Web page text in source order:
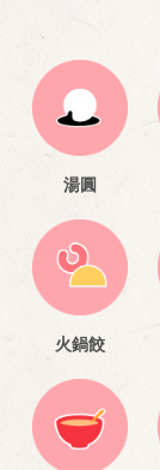
湯圓
火鍋餃